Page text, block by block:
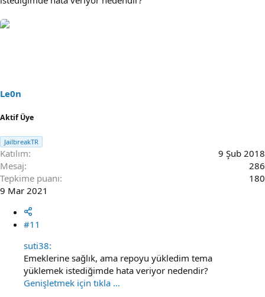
Le0n
Aktif Üye
JailbreakTR
Katılım
9 Şub 2018
Mesaj
286
Tepkime puanı
180
9 Mar 2021
#11
suti38:
Emeklerine sağlık, ama repoyu yükledim tema
yüklemek istediğimde hata veriyor nedendir?
Genişletmek için tıkla ...